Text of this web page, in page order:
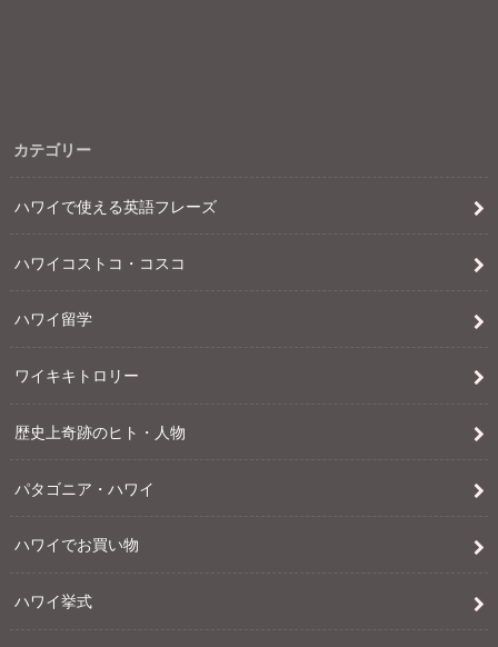
カテゴリー
ハワイで使える英語フレーズ
ハワイコストコ・コスコ
ハワイ留学
ワイキキトロリー
歴史上奇跡のヒト・人物
パタゴニア・ハワイ
ハワイでお買い物
ハワイ挙式